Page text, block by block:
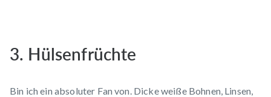
3. Hülsenfrüchte
Bin ich ein absoluter Fan von. Dicke weiße Bohnen, Linsen,